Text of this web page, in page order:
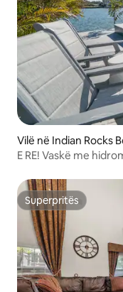
Vilë në Indian Rocks
E RE! Vaskë me
Superpritës
Superpritës